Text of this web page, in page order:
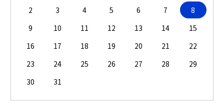
2
3 4 5 6 7
8
9
10 11 12 13 14
15
16
17 18 19 20 21
22
23
24 25 26 27 28
29
30
31